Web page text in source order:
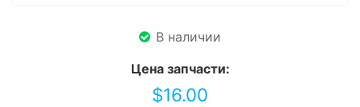
В наличии
Цена запчасти:
$16.00